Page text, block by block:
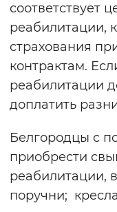
соответствует
реабилитации,
страхования
контрактам.
реабилитации
доплатить
Белгородцы с
приобрести
реабилитации,
поручни;